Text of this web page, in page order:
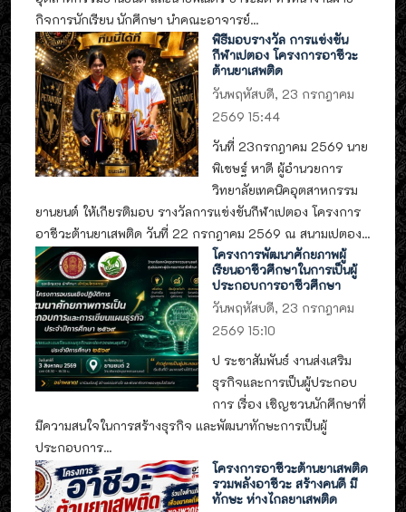
กิจการนักเรียน นักศึกษา นำคณะอาจารย์...
พิธีมอบรางวัล การแข่งขัน
กีฬาเปตอง โครงการอาชีวะ
ต้านยาเสพติด
วันพฤหัสบดี, 23 กรกฎาคม
2569 15:44
วันที่ 23กรกฎาคม 2569 นาย
พิเชษฐ์ หาดี ผู้อำนวยการ
วิทยาลัยเทคนิคอุตสาหกรรม
ยานยนต์ ให้เกียรติมอบ รางวัลการแข่งขันกีฬาเปตอง โครงการ
อาชีวะต้านยาเสพติด วันที่ 22 กรกฎาคม 2569 ณ สนามเปตอง...
โครงการพัฒนาศักยภาพผู้
เรียนอาชีวศึกษาในการเป็นผู้
ประกอบการอาชีวศึกษา
วันพฤหัสบดี, 23 กรกฎาคม
2569 15:10
ป ระชาสัมพันธ์ งานส่งเสริม
ธุรกิจและการเป็นผู้ประกอบ
การ เรื่อง เชิญชวนนักศึกษาที่
มีความสนใจในการสร้างธุรกิจ และพัฒนาทักษะการเป็นผู้
ประกอบการ...
โครงการอาชีวะต้านยาเสพติด
รวมพลังอาชีวะ สร้างคนดี มี
ทักษะ ห่างไกลยาเสพติด